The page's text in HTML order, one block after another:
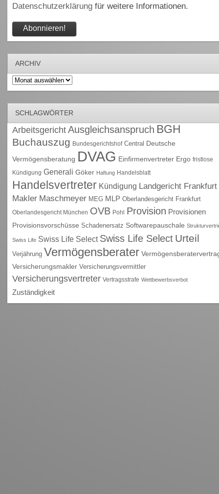
Datenschutzerklärungfür weitere Informationen.
ARCHIV
Archiv
SCHLAGWÖRTER
Arbeitsgericht Ausgleichsanspruch BGH
Buchauszug Bundesgerichtshof Central Deutsche
Vermögensberatung DVAG Einfirmenvertreter Ergo fristlose
Kündigung Generali Göker Haftung Handelsblatt
Handelsvertreter Kündigung Landgericht Frankfurt
Makler Maschmeyer MEG MLP Oberlandesgericht Frankfurt
Oberlandesgericht München OVB Pohl Provision Provisionen
Provisionsvorschüsse Schadenersatz Softwarepauschale
Swiss Life Swiss Life Select Swiss Life Select Urteil
Verjährung Vermögensberater
Versicherungsmakler Versicherungsvermittler
Versicherungsvertreter Vertragsstrafe Wettbewerbsverbot
Zuständigkeit